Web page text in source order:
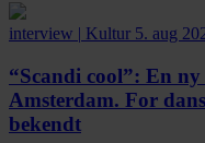
interview | Kultur 5. aug
“Scandi cool”: En ny
Amsterdam. For
bekendt